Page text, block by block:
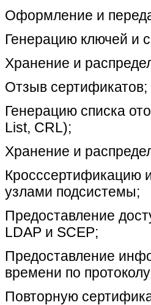
Оформление и
Генерацию ключей и
Хранение и
Отзыв сертификатов;
Генерацию списка
List, CRL);
Хранение и
Кросссертификацию
узлами подсистемы;
Предоставление
LDAP и SCEP;
Предоставление
времени по
Повторную